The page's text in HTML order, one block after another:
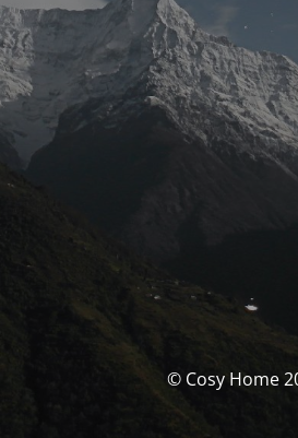
© Cosy Home